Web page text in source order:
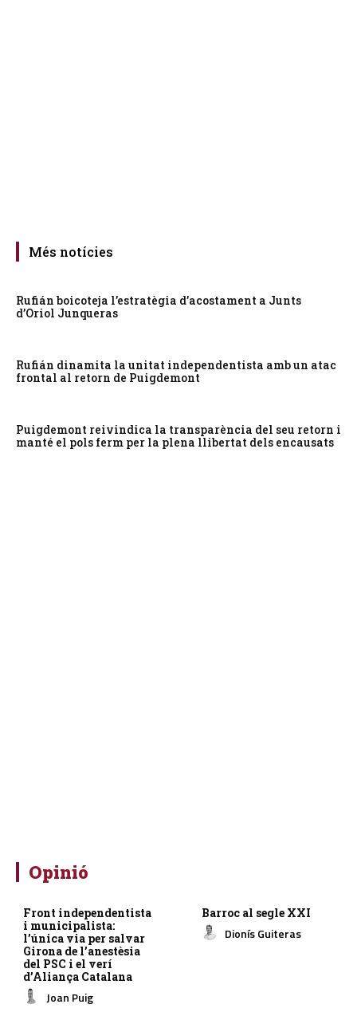
Més notícies
Rufián boicoteja l’estratègia d’acostament a Junts
d’Oriol Junqueras
Rufián dinamita la unitat independentista amb un atac
frontal al retorn de Puigdemont
Puigdemont reivindica la transparència del seu retorn i
manté el pols ferm per la plena llibertat dels encausats
Opinió
Front independentista
i municipalista:
l’única via per salvar
Girona de l’anestèsia
del PSC i el verí
d’Aliança Catalana
Joan Puig
Barroc al segle XXI
Dionís Guiteras